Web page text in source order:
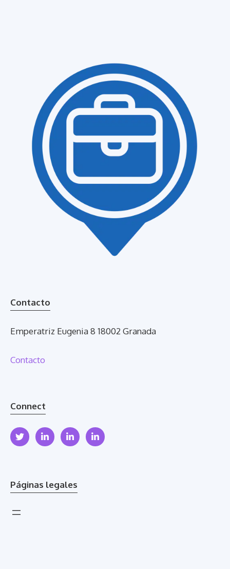
Contacto
Emperatriz Eugenia 8 18002 Granada
Contacto
Connect
Páginas legales